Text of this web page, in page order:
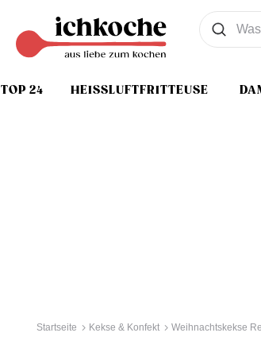
TOP 24 HEISSLUFTFRITTEUSE
Was wollen Sie
Suchen
Startseite Kekse & Konfekt Weihnachtskekse